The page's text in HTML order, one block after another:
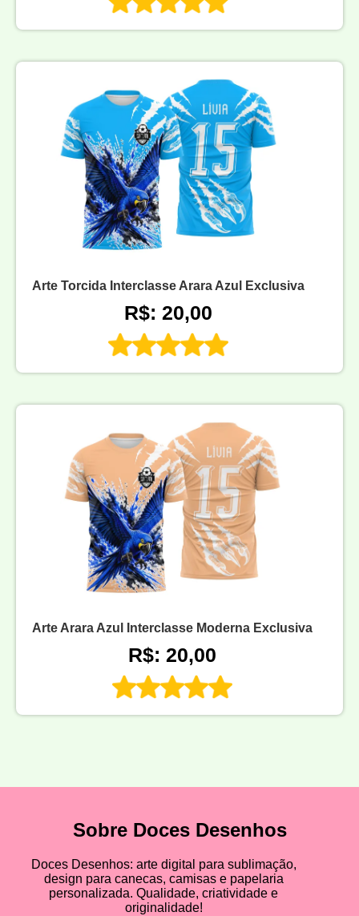
Arte Torcida Interclasse Arara Azul Exclusiva
R$: 20,00
Arte Arara Azul Interclasse Moderna Exclusiva
R$: 20,00
Sobre Doces Desenhos
Doces Desenhos: arte digital para sublimação,
design para canecas, camisas e papelaria
personalizada. Qualidade, criatividade e
originalidade!